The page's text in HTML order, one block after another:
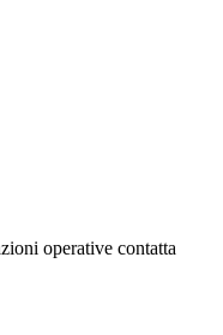
operative contatta